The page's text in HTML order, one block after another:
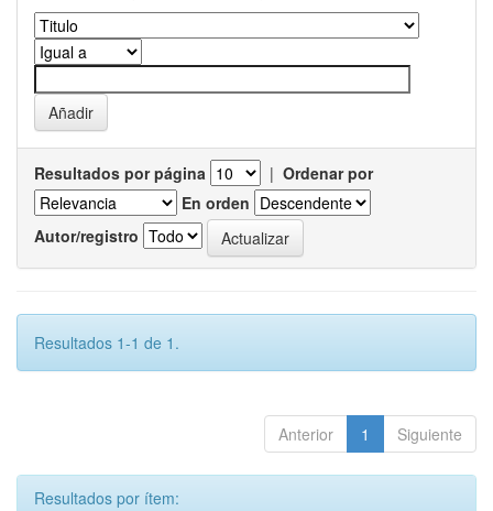
Resultados por página | Ordenar por
En orden
Autor/registro
Resultados 1-1 de 1.
Anterior 1 Siguiente
Resultados por ítem: